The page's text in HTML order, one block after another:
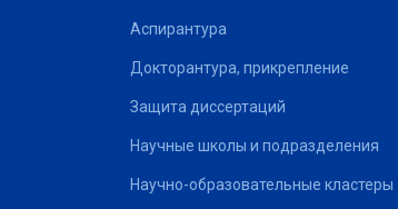
Аспирантура
Докторантура, прикрепление
Защита диссертаций
Научные школы и подразделения
Научно-образовательные кластеры